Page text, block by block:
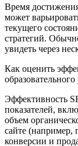
Время
может
текущего
стратегий.
увидеть через
Как оценить
Эффективность
показателей,
объем
сайте (например,
конверсии и